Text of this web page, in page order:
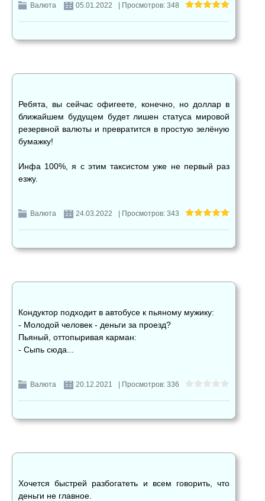
Валюта 05.01.2022 | Просмотров: 348
Ребята, вы сейчас офигеете, конечно, но доллар в
ближайшем будущем будет лишен статуса мировой
резервной валюты и превратится в простую зелёную
бумажку!
Инфа 100%, я с этим таксистом уже не первый раз
езжу.
Валюта 24.03.2022 | Просмотров: 343
Кондуктор подходит в автобусе к пьяному мужику:
- Молодой человек - деньги за проезд?
Пьяный, оттопыривая карман:
- Сыпь сюда...
Валюта 20.12.2021 | Просмотров: 336
Хочется быстрей разбогатеть и всем говорить, что
деньги не главное.